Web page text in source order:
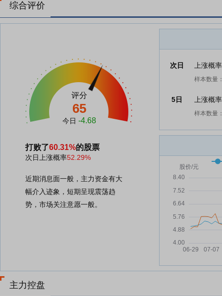
综合评价
评分
65
今日 -4.68
打败了60.31%的股票
次日上涨概率52.29%
近期消息面一般，主力资金有大
幅介入迹象，短期呈现震荡趋
势，市场关注意愿一般。
次日 上涨概
样本数量
5日 上涨概
样本数量
主力控盘